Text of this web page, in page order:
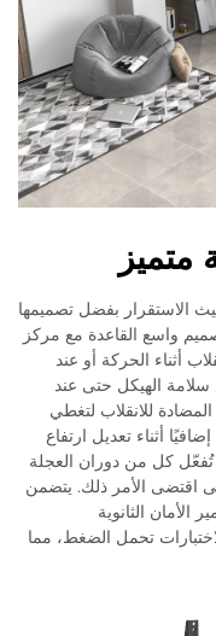
الاستقرار بفضل تصميمها
واسع القاعدة مع مركز
أثناء الحركة أو عند
سلامة الهيكل حتى عند
للانقلاب لتغطي
أثناء تعديل ارتفاع
كل من دوران العجلة
اقتضى الأمر ذلك. يتضمن
الثانوية
تحمل الضغط، مما